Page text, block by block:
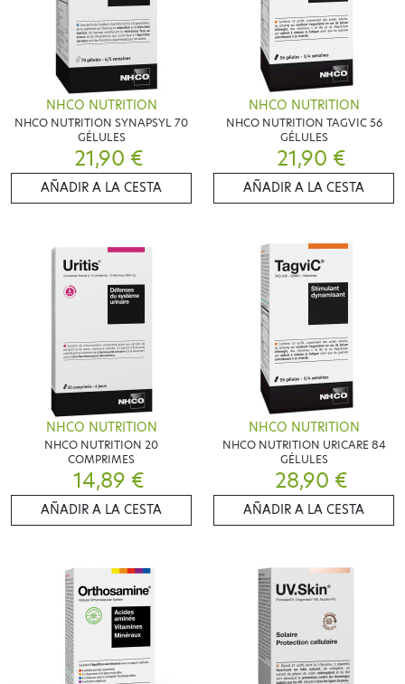
NHCO NUTRITION
NHCO NUTRITION SYNAPSYL 70
GÉLULES
21,90 €
AÑADIR A LA CESTA
NHCO NUTRITION
NHCO NUTRITION TAGVIC 56
GÉLULES
21,90 €
AÑADIR A LA CESTA
NHCO NUTRITION
NHCO NUTRITION 20
COMPRIMES
14,89 €
AÑADIR A LA CESTA
NHCO NUTRITION
NHCO NUTRITION URICARE 84
GÉLULES
28,90 €
AÑADIR A LA CESTA